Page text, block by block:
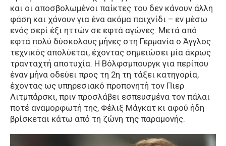
και οι αποσβολωμένοι παίκτες του δεν κάνουν άλλη
φάση και χάνουν για ένα ακόμα παιχνίδι – εν μέσω
ενός σερί έξι ηττών σε εφτά αγώνες. Μετά από
εφτά πολύ δύσκολους μήνες στη Γερμανία ο Άγγλος
τεχνικός απολύεται, έχοντας σημειώσει μία άκρως
τρανταχτή αποτυχία. Η Βόλφσμπουργκ για περίπου
έναν μήνα οδεύει προς τη 2η τη τάξει κατηγορία,
έχοντας ως υπηρεσιακό προπονητή τον Πιερ
Λιτμπάρσκι, πριν προσλάβει εσπευσμένα τον πάλαι
ποτέ αναμορφωτή της, Φέλιξ Μάγκατ κι αφού ήδη
βρίσκεται κάτω από τη ζώνη της παραμονής.